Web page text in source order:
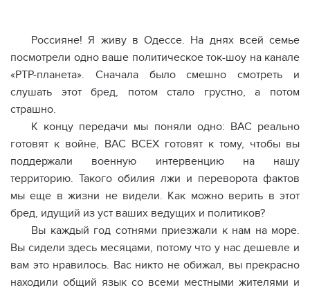
Россияне! Я живу в Одессе. На днях всей семье
посмотрели одно ваше политическое ток-шоу на канале
«РТР-планета». Сначала было смешно смотреть и
слушать этот бред, потом стало грустно, а потом
страшно.
К концу передачи мы поняли одно: ВАС реально
готовят к войне, ВАС ВСЕХ готовят к тому, чтобы вы
поддержали военную интервенцию на нашу
территорию. Такого обилия лжи и переворота фактов
мы еще в жизни не видели. Как можно верить в этот
бред, идущий из уст ваших ведущих и политиков?
Вы каждый год сотнями приезжали к нам на море.
Вы сидели здесь месяцами, потому что у нас дешевле и
вам это нравилось. Вас никто не обижал, вы прекрасно
находили общий язык со всеми местными жителями и